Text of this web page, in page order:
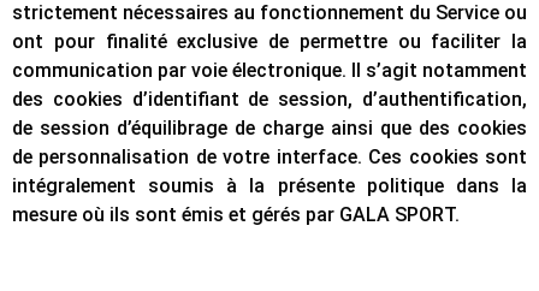
strictement nécessaires au fonctionnement du Service ou
ont pour finalité exclusive de permettre ou faciliter la
communication par voie électronique. Il s’agit notamment
des cookies d’identifiant de session, d’authentification,
de session d’équilibrage de charge ainsi que des cookies
de personnalisation de votre interface. Ces cookies sont
intégralement soumis à la présente politique dans la
mesure où ils sont émis et gérés par GALA SPORT.